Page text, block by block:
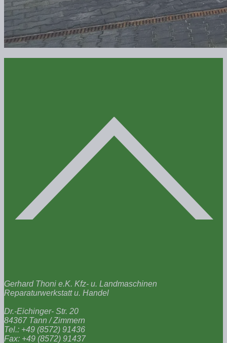
Gerhard Thoni e.K. Kfz- u. Landmaschinen
Reparaturwerkstatt u. Handel
Dr.-Eichinger- Str. 20
84367 Tann / Zimmern
Tel.: +49 (8572) 91436
Fax: +49 (8572) 91437